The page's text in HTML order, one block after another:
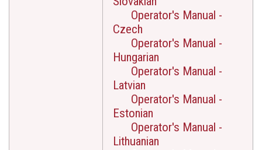
Operator's Manual -
Czech
Operator's Manual -
Hungarian
Operator's Manual -
Latvian
Operator's Manual -
Estonian
Operator's Manual -
Lithuanian